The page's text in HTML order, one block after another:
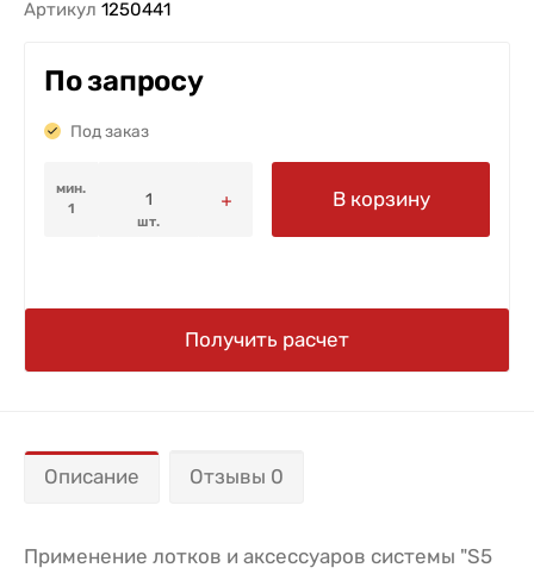
Артикул 1250441
По запросу
Под заказ
мин.
1
шт.
В корзину
Получить расчет
Описание Отзывы 0
Применение лотков и аксессуаров системы "S5